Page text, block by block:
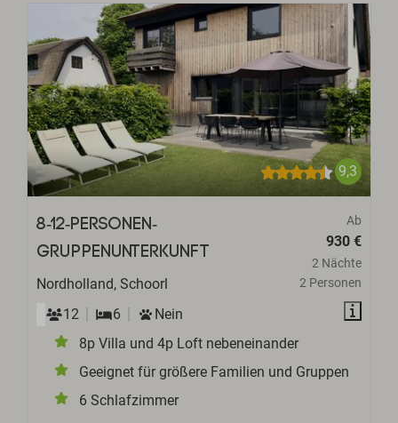
9,3
Ab
930 €
2 Nächte
2 Personen
8-12-Personen-
Gruppenunterkunft
Nordholland, Schoorl
12
6
Nein
8p Villa und 4p Loft nebeneinander
Geeignet für größere Familien und Gruppen
6 Schlafzimmer